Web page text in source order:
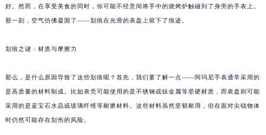
好。然而，在享受美食的同时，你可能不经意间将手中的烧烤炉触碰到了身旁的手表上。
那一刻，空气仿佛凝固了——划痕在光滑的表盘上留下了痕迹。
划痕之谜：材质与摩擦力
那么，是什么原因导致了这些划痕呢？首先，我们要了解一点——阿玛尼手表通常采用的
是高质量的材料制成。比如表壳可能使用的是不锈钢或钛金属等坚硬材质，而表盘则可能
采用的是蓝宝石水晶或玻璃纤维等耐磨材料。这些材料虽然坚韧耐用，但在面对尖锐物体
时仍然可能存在划伤的风险。